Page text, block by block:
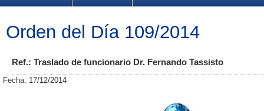
Orden del Día 109/2014
Ref.: Traslado de funcionario Dr. Fernando Tassisto
Fecha: 17/12/2014